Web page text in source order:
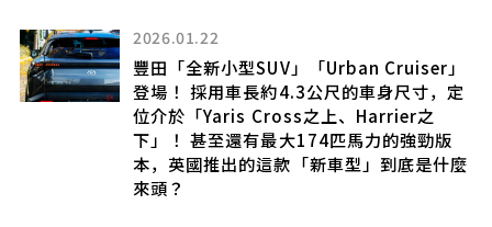
2026.01.22
豐田「全新小型SUV」「Urban Cruiser」
登場！ 採用車長約4.3公尺的車身尺寸，定
位介於「Yaris Cross之上、Harrier之
下」！ 甚至還有最大174匹馬力的強勁版
本，英國推出的這款「新車型」到底是什麼
來頭？